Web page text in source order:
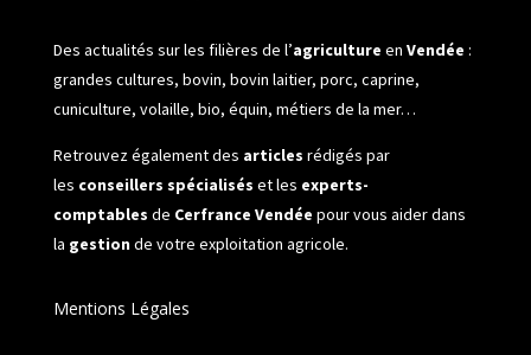
Des actualités sur les filières de l’agriculture en Vendée :
grandes cultures, bovin, bovin laitier, porc, caprine,
cuniculture, volaille, bio, équin, métiers de la mer…
Retrouvez également des articles rédigés par
les conseillers spécialisés et les experts-
comptables de Cerfrance Vendée pour vous aider dans
la gestionde votre exploitation agricole.
Mentions Légales